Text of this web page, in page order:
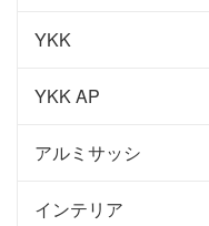
YKK
YKK AP
アルミサッシ
インテリア